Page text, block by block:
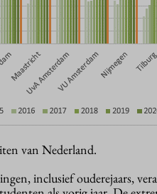
van Nederland.
inclusief ouderejaars,